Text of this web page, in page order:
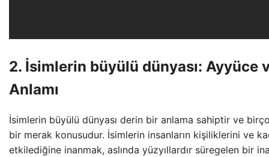
2. İsimlerin büyülü dünyası: Ayyüce
Anlamı
İsimlerin büyülü dünyası derin bir anlama sahiptir ve
bir merak konusudur. İsimlerin insanların kişiliklerini ve
etkilediğine inanmak, aslında yüzyıllardır süregelen bir